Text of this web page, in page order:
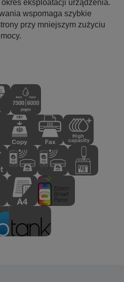
okres eksploatacji urządzenia.
wspomaga szybkie
przy mniejszym zużyciu
mocy.